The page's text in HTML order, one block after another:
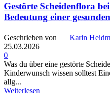
Gestörte Scheidenflora
Bedeutung einer
Geschrieben von
Karin
25.03.2026
0
Was du über eine gestörte
Kinderwunsch wissen solltest
allg...
Weiterlesen